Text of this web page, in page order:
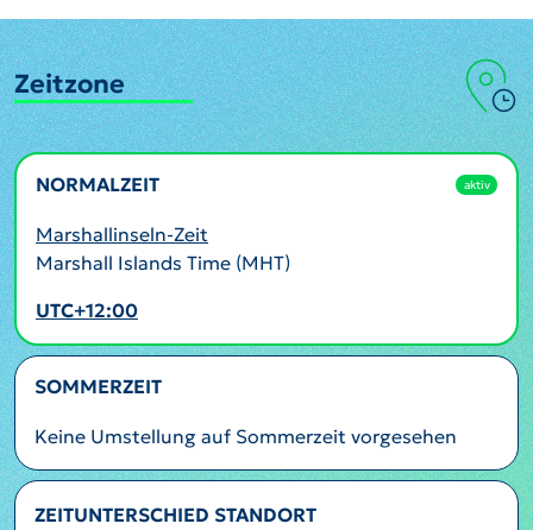
Zeitzone
NORMALZEIT aktiv
Marshallinseln-Zeit
Marshall Islands Time (MHT)
UTC+12:00
SOMMERZEIT
Keine Umstellung auf Sommerzeit vorgesehen
ZEITUNTERSCHIED STANDORT